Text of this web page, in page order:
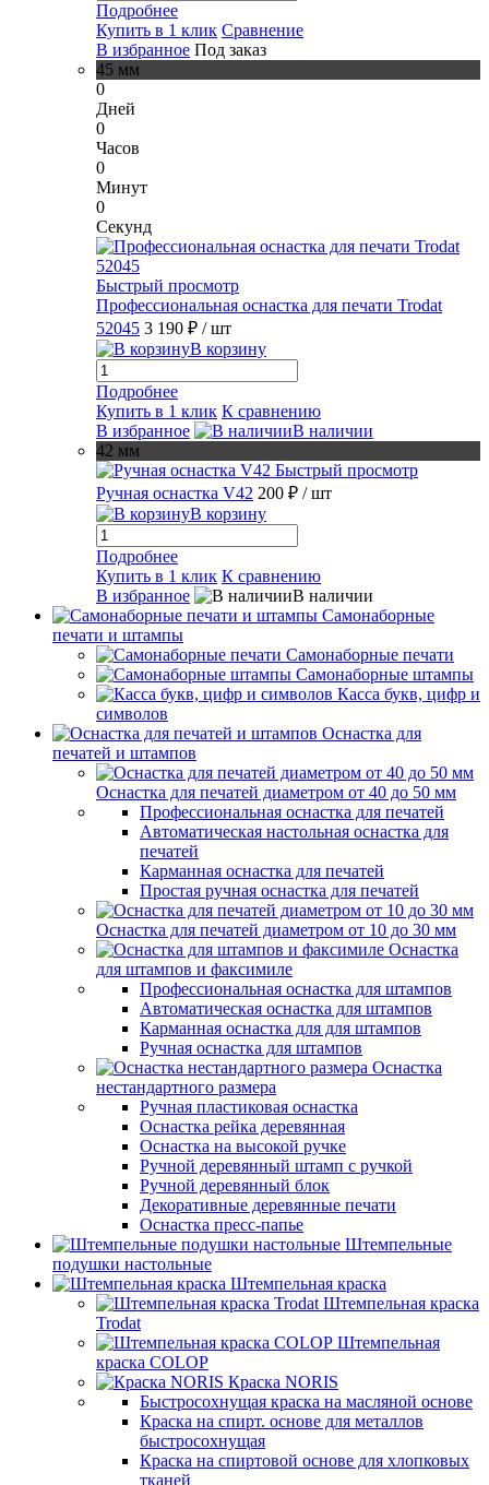
Подробнее
Купить в 1 клик Сравнение
В избранное Под заказ
45 мм
0
Дней
0
Часов
0
Минут
0
Секунд
Быстрый просмотр
Профессиональная оснастка для печати Trodat
52045 3 190 ₽ / шт
В корзину
Подробнее
Купить в 1 клик К сравнению
В избранное
В наличии
42 мм
Быстрый просмотр
Ручная оснастка V42 200 ₽ / шт
В корзину
Подробнее
Купить в 1 клик К сравнению
В избранное
В наличии
Самонаборные
печати и штампы
Самонаборные печати
Самонаборные штампы
Касса букв, цифр и
символов
Оснастка для
печатей и штампов
Оснастка для печатей диаметром от 40 до 50 мм
Профессиональная оснастка для печатей
Автоматическая настольная оснастка для
печатей
Карманная оснастка для печатей
Простая ручная оснастка для печатей
Оснастка для печатей диаметром от 10 до 30 мм
Оснастка
для штампов и факсимиле
Профессиональная оснастка для штампов
Автоматическая оснастка для штампов
Карманная оснастка для для штампов
Ручная оснастка для штампов
Оснастка
нестандартного размера
Ручная пластиковая оснастка
Оснастка рейка деревянная
Оснастка на высокой ручке
Ручной деревянный штамп с ручкой
Ручной деревянный блок
Декоративные деревянные печати
Оснастка пресс-папье
Штемпельные
подушки настольные
Штемпельная краска
Штемпельная краска
Trodat
Штемпельная
краска COLOP
Краска NORIS
Быстросохнущая краска на масляной основе
Краска на спирт. основе для металлов
быстросохнущая
Краска на спиртовой основе для хлопковых
тканей